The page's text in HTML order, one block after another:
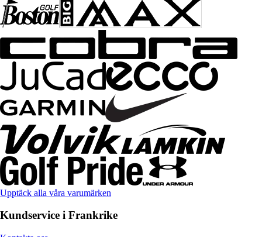
Upptäck alla våra varumärken
Kundservice i Frankrike